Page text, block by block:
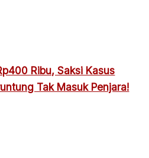
Ribu, Saksi Kasus
Tak Masuk Penjara!